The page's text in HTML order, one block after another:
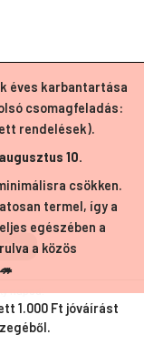
napod!
1.000 Ft jóváírást
éves karbantartása
csomagfeladás:
rendelések).
10.
csökken.
termel, így a
egészében a
a közös